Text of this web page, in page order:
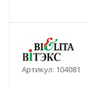
Артикул: 104081